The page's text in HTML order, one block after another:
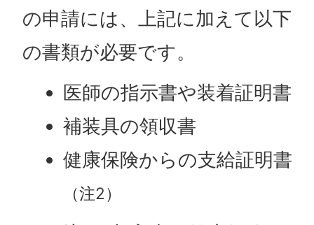
の申請には、上記に加えて以下
の書類が必要です。
医師の指示書や装着証明書
補装具の領収書
健康保険からの支給証明書
（注2）